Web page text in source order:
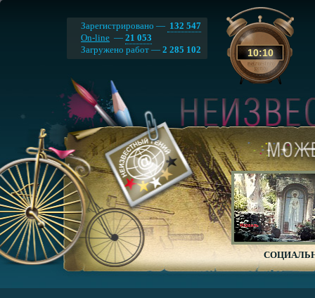
10:10
Зарегистрировано — 132 547
On-line — 21 053
Загружено работ — 2 285 102